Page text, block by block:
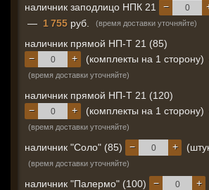
наличник заподлицо НПК 21 −
— 1 755 руб. (время доставки уточняйте)
наличник прямой НП-Т 21 (85)
+
− (комплекты на 1 сторону)
(время доставки уточняйте)
наличник прямой НП-Т 21 (120)
+
− (комплекты на 1 сторону)
(время доставки уточняйте)
наличник "Соло" (85) +
−
(время доставки уточняйте)
наличник "Палермо" (100) +
−